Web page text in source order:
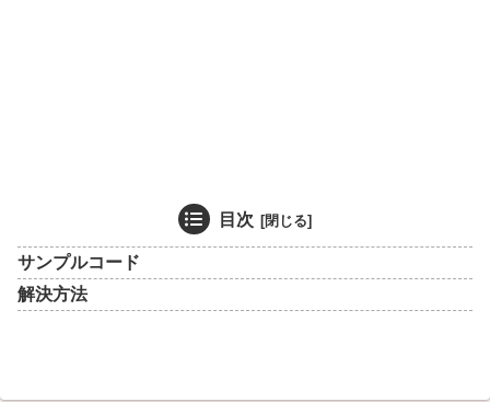
目次
サンプルコード
解決方法